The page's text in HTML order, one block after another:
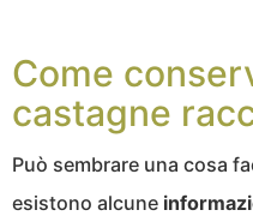
Come
castagne
Può sembrare una cosa
esistono alcune